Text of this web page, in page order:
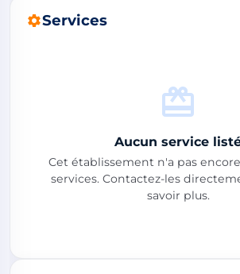
Services
Aucun service
Cet établissement n'a pas
services. Contactez-les
savoir plus.